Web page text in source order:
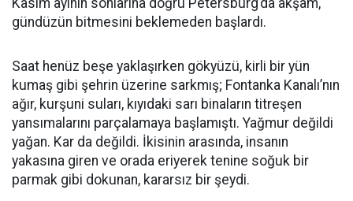
Kasım ayının sonlarına doğru Petersburg’da akşam,
gündüzün bitmesini beklemeden başlardı.
Saat henüz beşe yaklaşırken gökyüzü, kirli bir yün
kumaş gibi şehrin üzerine sarkmış; Fontanka Kanalı’nın
ağır, kurşuni suları, kıyıdaki sarı binaların titreşen
yansımalarını parçalamaya başlamıştı. Yağmur değildi
yağan. Kar da değildi. İkisinin arasında, insanın
yakasına giren ve orada eriyerek tenine soğuk bir
parmak gibi dokunan, kararsız bir şeydi.